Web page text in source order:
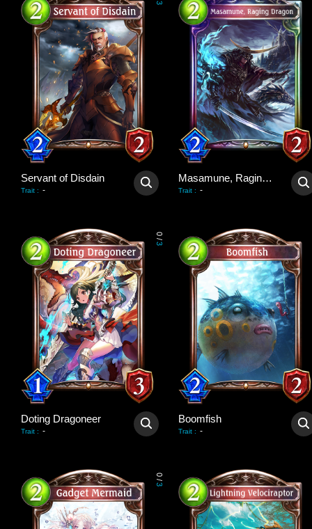
3
Servant of Disdain
Trait : -
Masamune, Raging Dragon
Trait : -
0
/
3
Doting Dragoneer
Trait : -
Boomfish
Trait : -
0
/
3